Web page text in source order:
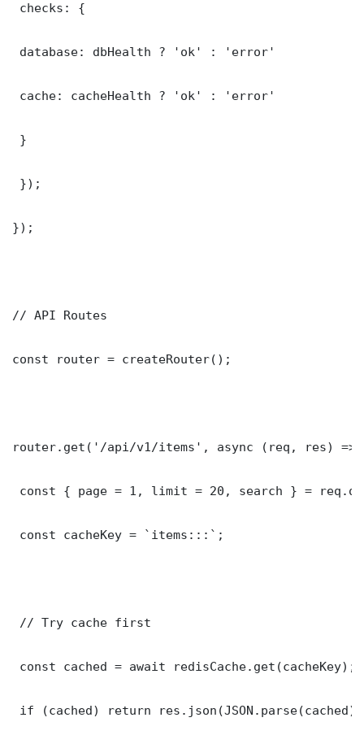
checks: {
database: dbHealth ? 'ok' : 'error'
cache: cacheHealth ? 'ok' : 'error'
}
});
});
// API Routes
const router = createRouter();
router.get('/api/v1/items', async (req, res) =>
const { page = 1, limit = 20, search } =
const cacheKey = `items:::`;
// Try cache first
const cached = await redisCache.get(cacheKey);
if (cached) return